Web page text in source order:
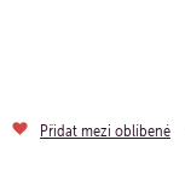
Přidat mezi oblíbené